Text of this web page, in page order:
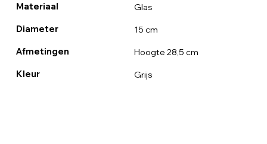
Materiaal Glas
Diameter 15 cm
Afmetingen Hoogte 28,5 cm
Kleur Grijs